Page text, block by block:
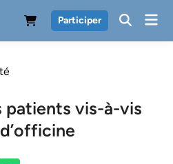
Participer
patients vis-à-vis